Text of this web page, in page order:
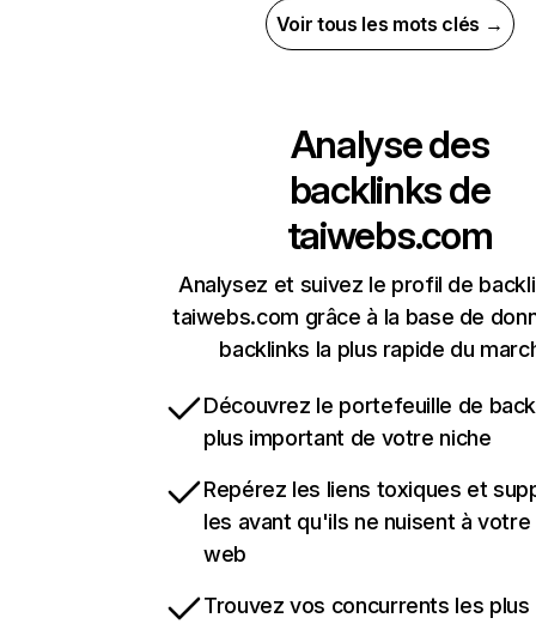
Voir tous les mots clés →
Analyse des
backlinks de
taiwebs.com
Analysez et suivez le profil de
taiwebs.com grâce à la base de
backlinks la plus rapide du
Découvrez le portefeuille de
plus important de votre niche
Repérez les liens toxiques et
les avant qu'ils ne nuisent à
web
Trouvez vos concurrents les